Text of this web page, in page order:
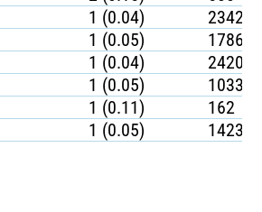
1 (0.04)
2342
1 (0.05)
1786
1 (0.04)
2420
1 (0.05)
1033
1 (0.11)
162
1 (0.05) 1423